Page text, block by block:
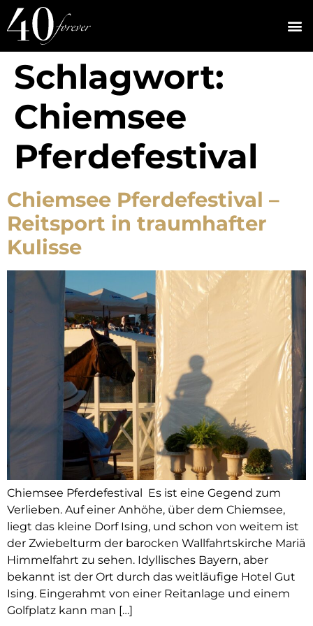
Schlagwort:
Chiemsee
Pferdefestival
Chiemsee Pferdefestival –
Reitsport in traumhafter
Kulisse
Chiemsee Pferdefestival Es ist eine Gegend zum
Verlieben. Auf einer Anhöhe, über dem Chiemsee,
liegt das kleine Dorf Ising, und schon von weitem ist
der Zwiebelturm der barocken Wallfahrtskirche Mariä
Himmelfahrt zu sehen. Idyllisches Bayern, aber
bekannt ist der Ort durch das weitläufige Hotel Gut
Ising. Eingerahmt von einer Reitanlage und einem
Golfplatz kann man […]